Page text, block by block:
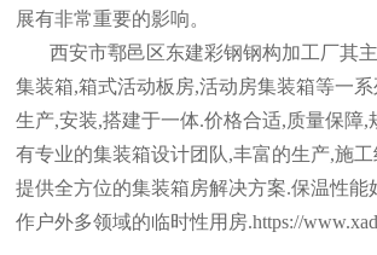
展有非常重要的影响。
西安市鄠邑区东建彩钢钢构加工厂其
集装箱,箱式活动板房,活动房集装箱等一
生产,安装,搭建于一体.价格合适,质量保障,
有专业的集装箱设计团队,丰富的生产,施
提供全方位的集装箱房解决方案.保温性能
作户外多领域的临时性用房.https://